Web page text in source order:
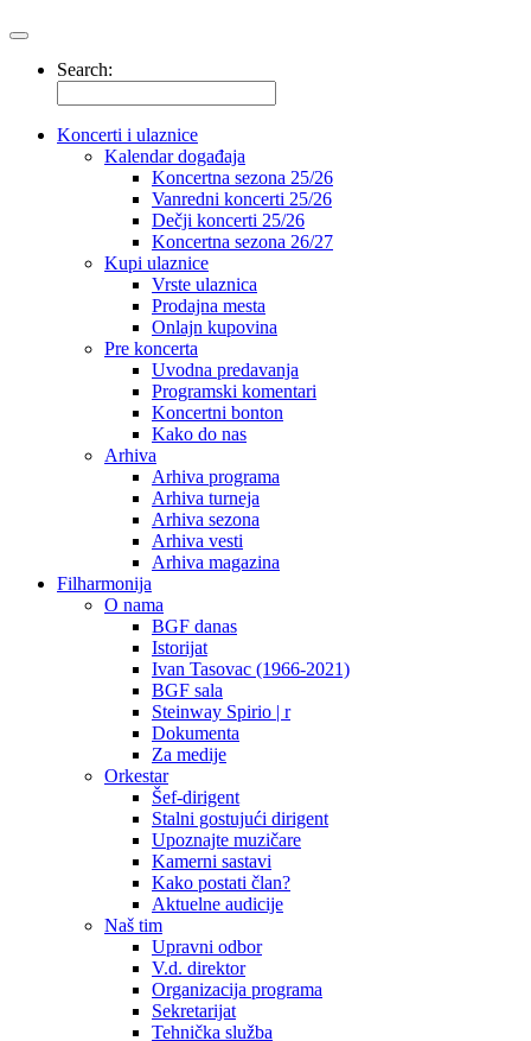
Search:
Koncerti i ulaznice
Kalendar događaja
Koncertna sezona 25/26
Vanredni koncerti 25/26
Dečji koncerti 25/26
Koncertna sezona 26/27
Kupi ulaznice
Vrste ulaznica
Prodajna mesta
Onlajn kupovina
Pre koncerta
Uvodna predavanja
Programski komentari
Koncertni bonton
Kako do nas
Arhiva
Arhiva programa
Arhiva turneja
Arhiva sezona
Arhiva vesti
Arhiva magazina
Filharmonija
O nama
BGF danas
Istorijat
Ivan Tasovac (1966-2021)
BGF sala
Steinway Spirio | r
Dokumenta
Za medije
Orkestar
Šef-dirigent
Stalni gostujući dirigent
Upoznajte muzičare
Kamerni sastavi
Kako postati član?
Aktuelne audicije
Naš tim
Upravni odbor
V.d. direktor
Organizacija programa
Sekretarijat
Tehnička služba